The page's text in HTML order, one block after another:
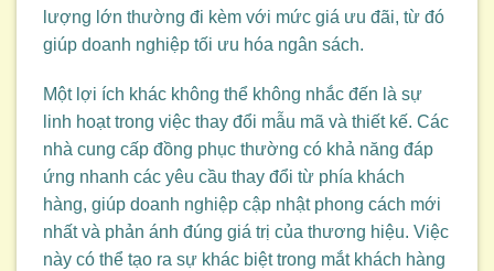
lượng lớn thường đi kèm với mức giá ưu đãi, từ đó
giúp doanh nghiệp tối ưu hóa ngân sách.
Một lợi ích khác không thể không nhắc đến là sự
linh hoạt trong việc thay đổi mẫu mã và thiết kế. Các
nhà cung cấp đồng phục thường có khả năng đáp
ứng nhanh các yêu cầu thay đổi từ phía khách
hàng, giúp doanh nghiệp cập nhật phong cách mới
nhất và phản ánh đúng giá trị của thương hiệu. Việc
này có thể tạo ra sự khác biệt trong mắt khách hàng